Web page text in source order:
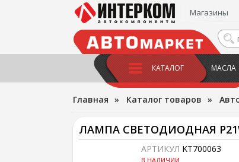
Магазины
КАТАЛОГ МАСЛА
Главная » Каталог товаров »
ЛАМПА СВЕТОДИОДНАЯ P21W
АРТИКУЛ KT700063
В НАЛИЧИИ